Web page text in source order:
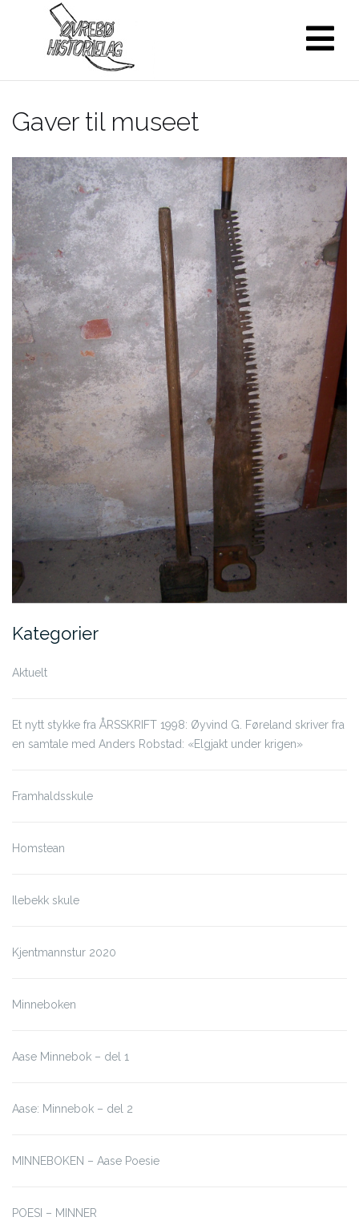
Gaver til museet
Kategorier
Aktuelt
Et nytt stykke fra ÅRSSKRIFT 1998: Øyvind G. Føreland skriver fra
en samtale med Anders Robstad: «Elgjakt under krigen»
Framhaldsskule
Homstean
Ilebekk skule
Kjentmannstur 2020
Minneboken
Aase Minnebok – del 1
Aase: Minnebok – del 2
MINNEBOKEN – Aase Poesie
POESI – MINNER